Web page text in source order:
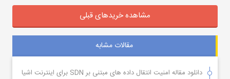
مشاهده خریدهای قبلی
مقالات مشابه
دانلود مقاله امنیت انتقال داده های مبتنی بر SDN برای اینترنت اشیا